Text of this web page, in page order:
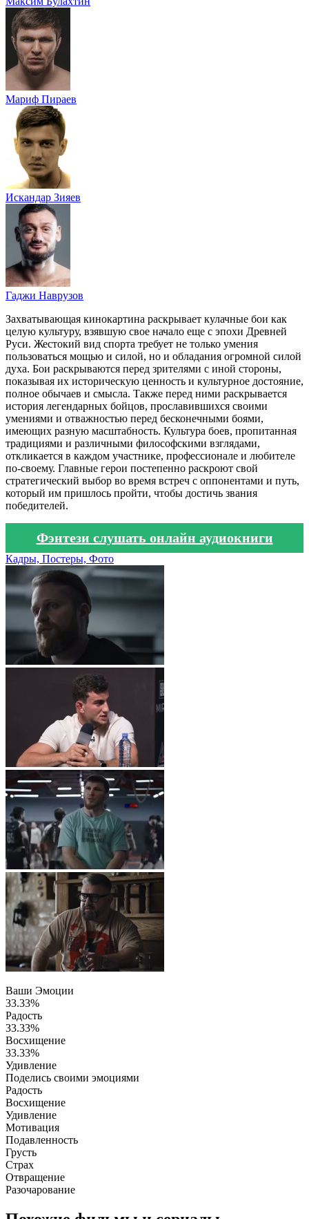
Мариф Пираев
Искандар Зияев
Гаджи Наврузов
Захватывающая кинокартина раскрывает кулачные бои как
целую культуру, взявшую свое начало еще с эпохи Древней
Руси. Жестокий вид спорта требует не только умения
пользоваться мощью и силой, но и обладания огромной силой
духа. Бои раскрываются перед зрителями с иной стороны,
показывая их историческую ценность и культурное достояние,
полное обычаев и смысла. Также перед ними раскрывается
история легендарных бойцов, прославившихся своими
умениями и отважностью перед бесконечными боями,
имеющих разную масштабность. Культура боев, пропитанная
традициями и различными философскими взглядами,
откликается в каждом участнике, профессионале и любителе
по-своему. Главные герои постепенно раскроют свой
стратегический выбор во время встреч с оппонентами и путь,
который им пришлось пройти, чтобы достичь звания
победителей.
Фэнтези слушать онлайн аудиокниги
Кадры, Постеры, Фото
Ваши Эмоции
33.33%
Радость
33.33%
Восхищение
33.33%
Удивление
Поделись своими эмоциями
Радость
Восхищение
Удивление
Мотивация
Подавленность
Грусть
Страх
Отвращение
Разочарование